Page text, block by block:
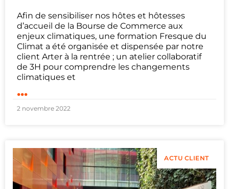
Afin de sensibiliser nos hôtes et hôtesses
d’accueil de la Bourse de Commerce aux
enjeux climatiques, une formation Fresque du
Climat a été organisée et dispensée par notre
client Arter à la rentrée ; un atelier collaboratif
de 3H pour comprendre les changements
climatiques et
...
2 novembre 2022
ACTU CLIENT